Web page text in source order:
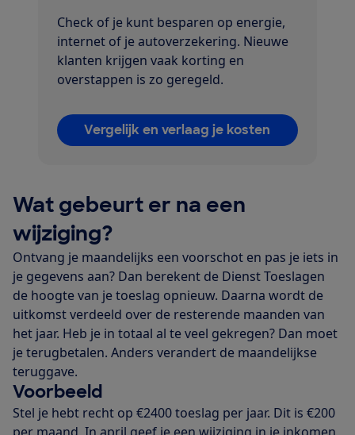
Check of je kunt besparen op energie,
internet of je autoverzekering. Nieuwe
klanten krijgen vaak korting en
overstappen is zo geregeld.
Vergelijk en verlaag je kosten
Wat gebeurt er na een
wijziging?
Ontvang je maandelijks een voorschot en pas je iets in
je gegevens aan? Dan berekent de Dienst Toeslagen
de hoogte van je toeslag opnieuw. Daarna wordt de
uitkomst verdeeld over de resterende maanden van
het jaar. Heb je in totaal al te veel gekregen? Dan moet
je terugbetalen. Anders verandert de maandelijkse
teruggave.
Voorbeeld
Stel je hebt recht op €2400 toeslag per jaar. Dit is €200